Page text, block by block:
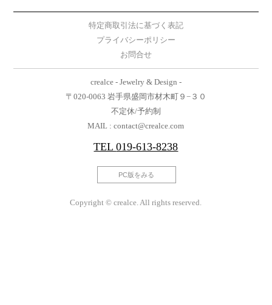
特定商取引法に基づく表記
プライバシーポリシー
お問合せ
crealce - Jewelry & Design -
〒020-0063 岩手県盛岡市材木町９−３０
不定休/予約制
MAIL : contact@crealce.com
TEL019-613-8238
PC版をみる
Copyright © crealce. All rights reserved.